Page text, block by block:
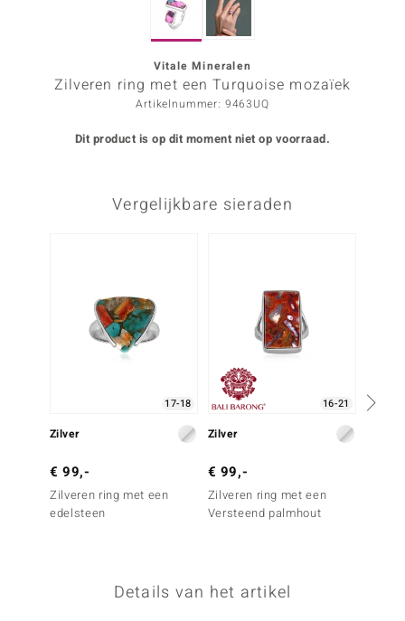
Designs
Vitale Mineralen
Zilveren ring met een Turquoise mozaïek
Artikelnummer: 9463UQ
Dit product is op dit moment niet op voorraad.
Vergelijkbare sieraden
17-18
Zilver
€ 99,-
Zilveren ring met een
edelsteen
16-21
Zilver
€ 99,-
Zilveren ring met een
Versteend palmhout
Details van het artikel